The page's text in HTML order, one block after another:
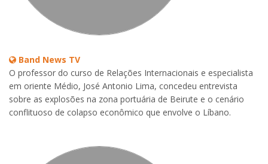
Band News TV
O professor do curso de Relações Internacionais e especialista
em oriente Médio, José Antonio Lima, concedeu entrevista
sobre as explosões na zona portuária de Beirute e o cenário
conflituoso de colapso econômico que envolve o Líbano.